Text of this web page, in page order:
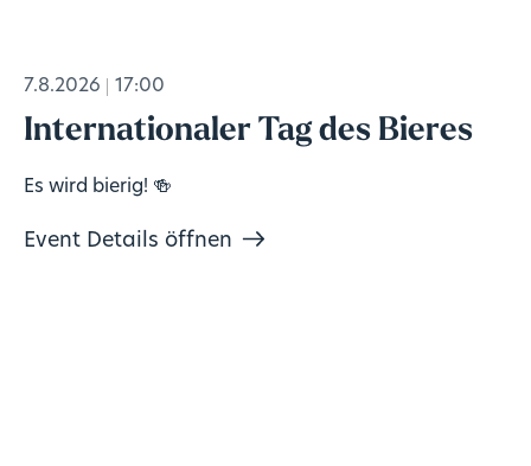
7.8.2026 17:00
Internationaler Tag des Bieres
Es wird bierig! 🍻
Event Details öffnen